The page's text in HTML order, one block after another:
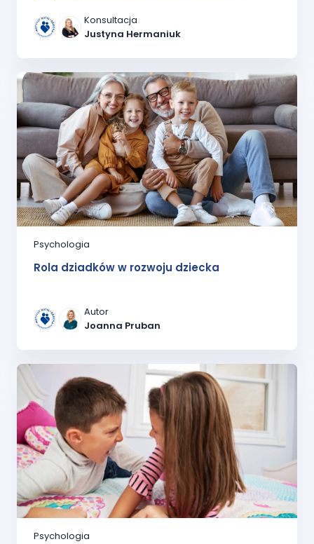
Konsultacja
Justyna Hermaniuk
Psychologia
Rola dziadków w rozwoju dziecka
Autor
Joanna Pruban
Psychologia